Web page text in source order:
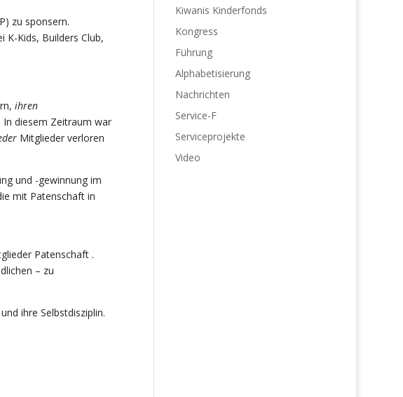
zu sponsern.
K-Kids, Builders Club,
ihren
In diesem Zeitraum war
Mitglieder verloren
und -gewinnung im
mit Patenschaft in
Patenschaft .
– zu
ihre Selbstdisziplin.
Kiwanis Kinderfonds
Kongress
Führung
Alphabetisierung
Nachrichten
Service-F
Serviceprojekte
Video